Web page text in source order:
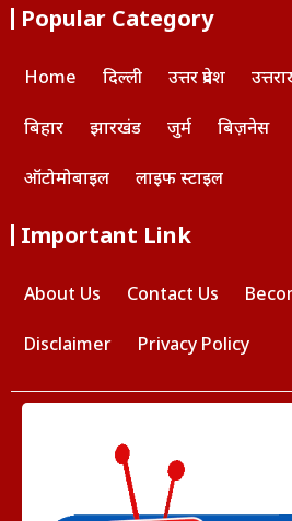
Popular Category
Home दिल्ली उत्तर प्रदेश
बिहार झारखंड जुर्म बिज़नेस
ऑटोमोबाइल लाइफ स्टाइल
Important Link
About Us Contact Us
Disclaimer Privacy Policy